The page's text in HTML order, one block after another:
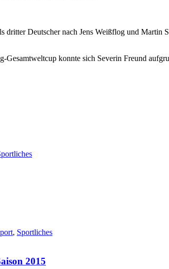
dritter Deutscher nach Jens Weißflog und
konnte sich Severin Freund
, Sportliches
2015